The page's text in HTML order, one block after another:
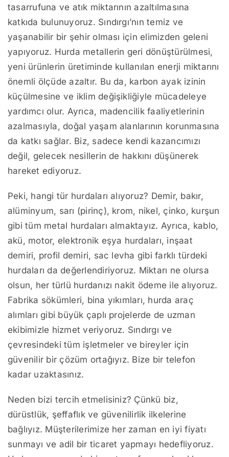
tasarrufuna ve atık miktarının azaltılmasına
katkıda bulunuyoruz. Sındırgı’nın temiz ve
yaşanabilir bir şehir olması için elimizden geleni
yapıyoruz. Hurda metallerin geri dönüştürülmesi,
yeni ürünlerin üretiminde kullanılan enerji miktarını
önemli ölçüde azaltır. Bu da, karbon ayak izinin
küçülmesine ve iklim değişikliğiyle mücadeleye
yardımcı olur. Ayrıca, madencilik faaliyetlerinin
azalmasıyla, doğal yaşam alanlarının korunmasına
da katkı sağlar. Biz, sadece kendi kazancımızı
değil, gelecek nesillerin de hakkını düşünerek
hareket ediyoruz.
Peki, hangi tür hurdaları alıyoruz? Demir, bakır,
alüminyum, sarı (pirinç), krom, nikel, çinko, kurşun
gibi tüm metal hurdaları almaktayız. Ayrıca, kablo,
akü, motor, elektronik eşya hurdaları, inşaat
demiri, profil demiri, sac levha gibi farklı türdeki
hurdaları da değerlendiriyoruz. Miktarı ne olursa
olsun, her türlü hurdanızı nakit ödeme ile alıyoruz.
Fabrika sökümleri, bina yıkımları, hurda araç
alımları gibi büyük çaplı projelerde de uzman
ekibimizle hizmet veriyoruz. Sındırgı ve
çevresindeki tüm işletmeler ve bireyler için
güvenilir bir çözüm ortağıyız. Bize bir telefon
kadar uzaktasınız.
Neden bizi tercih etmelisiniz? Çünkü biz,
dürüstlük, şeffaflık ve güvenilirlik ilkelerine
bağlıyız. Müşterilerimize her zaman en iyi fiyatı
sunmayı ve adil bir ticaret yapmayı hedefliyoruz.